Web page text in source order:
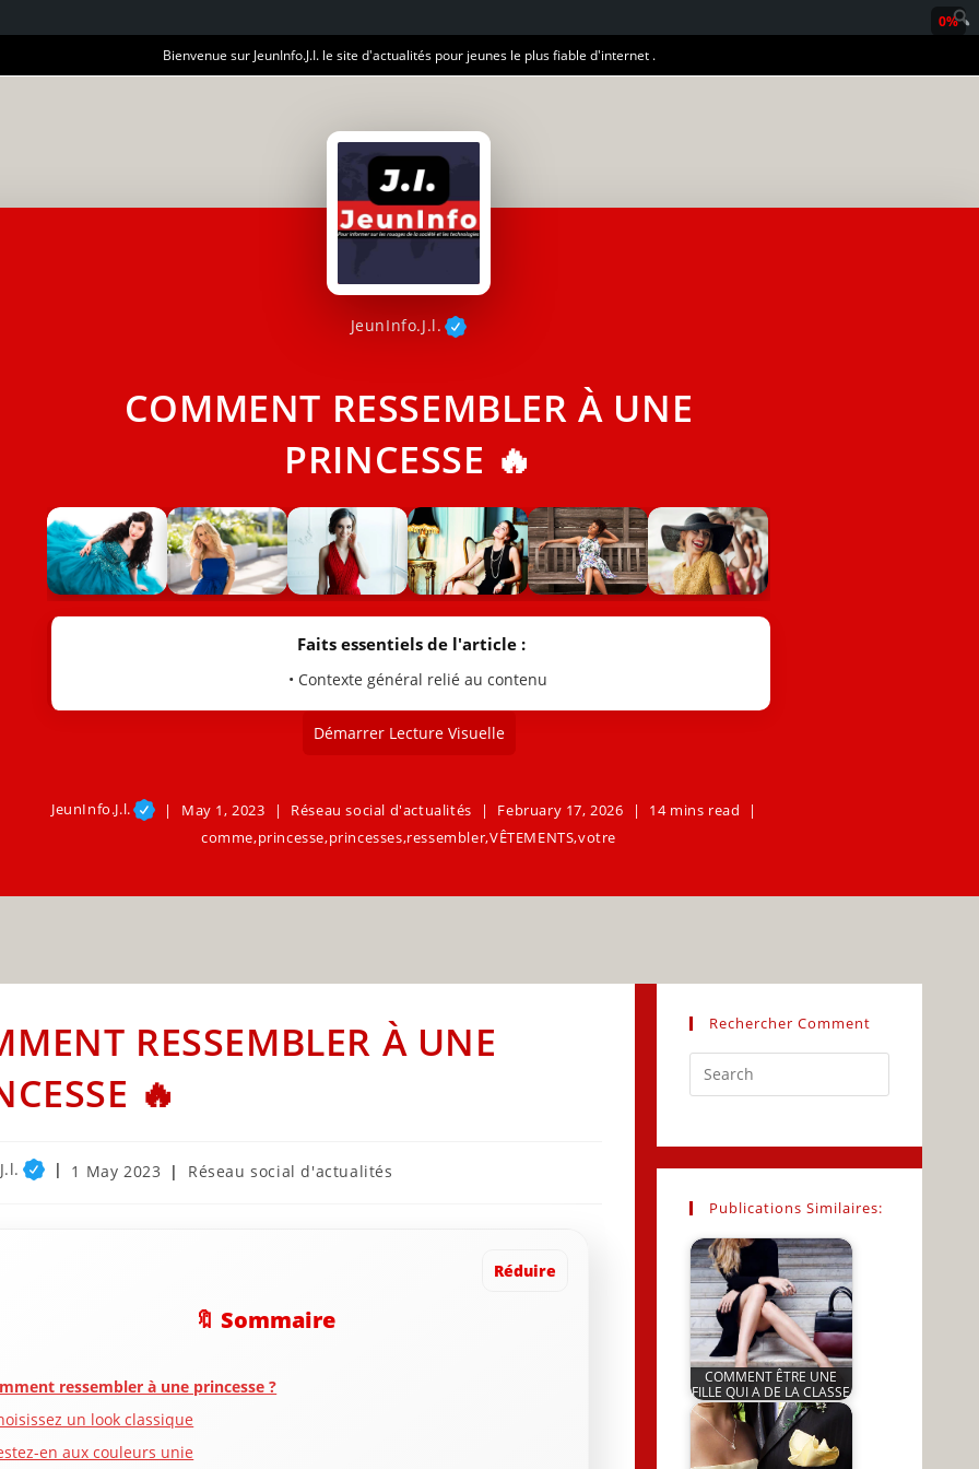
Bienvenue sur JeunInfo.J.I. le site d'actualités pour jeunes le plus fiable d'internet .
JeunInfo.J.l.
COMMENT RESSEMBLER À UNE
PRINCESSE 🔥
Faits essentiels de l'article :
• Contexte général relié au contenu
Démarrer Lecture Visuelle
JeunInfo.J.l. May 1, 2023 Réseau social d'actualités February 17, 2026
14 mins read
comme,princesse,princesses,ressembler,VÊTEMENTS,votre
RESSEMBLER À UNE
🔥
Post
1 May 2023
Post
Réseau social d'actualités
Réduire
🔖 Sommaire
ressembler à une princesse ?
un look classique
en aux couleurs unie
Rechercher Comment
Escape
close
the
Publications Similaires:
COMMENT ÊTRE UNE
FILLE QUI A DE LA CLASSE
by
JeunInfo.J.l.
0%